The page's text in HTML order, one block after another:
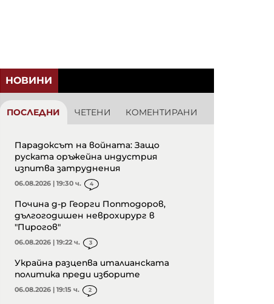
НОВИНИ
ПОСЛЕДНИ ЧЕТЕНИ КОМЕНТИРАНИ
Парадоксът на войната: Защо
руската оръжейна индустрия
изпитва затруднения
06.08.2026 | 19:30 ч. 4
Почина д-р Георги Поптодоров,
дългогодишен неврохирург в
"Пирогов"
06.08.2026 | 19:22 ч. 3
Украйна разцепва италианската
политика преди изборите
06.08.2026 | 19:15 ч. 2